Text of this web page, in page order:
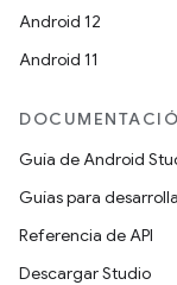
Android 12
Android 11
Guía de Android
Guías para
Referencia de API
Descargar Studio